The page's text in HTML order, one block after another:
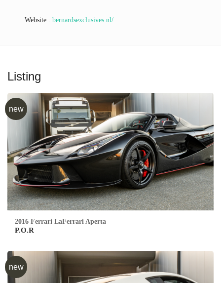
Website : bernardsexclusives.nl/
Listing
new
2016 Ferrari LaFerrari Aperta
P.O.R
new